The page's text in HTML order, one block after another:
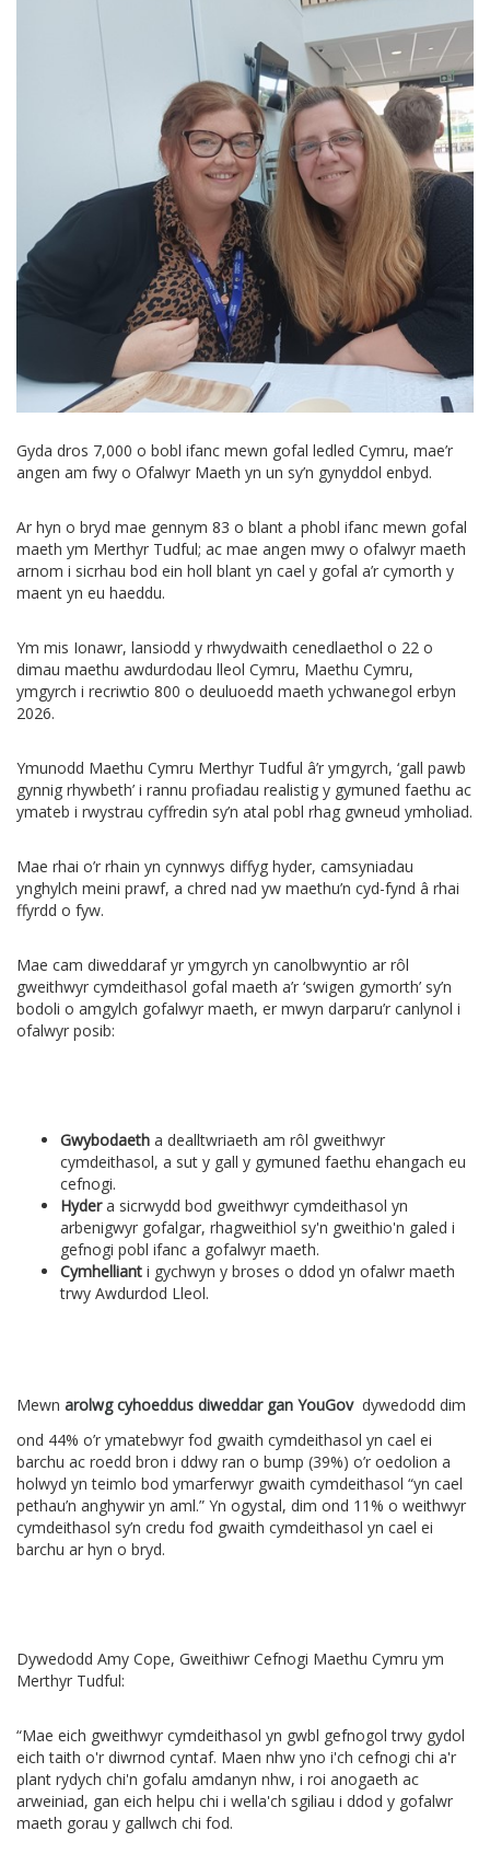
Gyda dros 7,000 o bobl ifanc mewn gofal ledled Cymru, mae’r
angen am fwy o Ofalwyr Maeth yn un sy’n gynyddol enbyd.
Ar hyn o bryd mae gennym 83 o blant a phobl ifanc mewn gofal
maeth ym Merthyr Tudful; ac mae angen mwy o ofalwyr maeth
arnom i sicrhau bod ein holl blant yn cael y gofal a’r cymorth y
maent yn eu haeddu.
Ym mis Ionawr, lansiodd y rhwydwaith cenedlaethol o 22 o
dimau maethu awdurdodau lleol Cymru, Maethu Cymru,
ymgyrch i recriwtio 800 o deuluoedd maeth ychwanegol erbyn
2026.
Ymunodd Maethu Cymru Merthyr Tudful â’r ymgyrch, ‘gall pawb
gynnig rhywbeth’ i rannu profiadau realistig y gymuned faethu ac
ymateb i rwystrau cyffredin sy’n atal pobl rhag gwneud ymholiad.
Mae rhai o’r rhain yn cynnwys diffyg hyder, camsyniadau
ynghylch meini prawf, a chred nad yw maethu’n cyd-fynd â rhai
ffyrdd o fyw.
Mae cam diweddaraf yr ymgyrch yn canolbwyntio ar rôl
gweithwyr cymdeithasol gofal maeth a’r ‘swigen gymorth’ sy’n
bodoli o amgylch gofalwyr maeth, er mwyn darparu’r canlynol i
ofalwyr posib:
Gwybodaeth a dealltwriaeth am rôl gweithwyr
cymdeithasol, a sut y gall y gymuned faethu ehangach eu
cefnogi.
Hydera sicrwydd bod gweithwyr cymdeithasol yn
arbenigwyr gofalgar, rhagweithiol sy'n gweithio'n galed i
gefnogi pobl ifanc a gofalwyr maeth.
Cymhelliant i gychwyn y broses o ddod yn ofalwr maeth
trwy Awdurdod Lleol.
Mewn arolwg cyhoeddus diweddar gan YouGov dywedodd dim
ond 44% o’r ymatebwyr fod gwaith cymdeithasol yn cael ei
barchu ac roedd bron i ddwy ran o bump (39%) o’r oedolion a
holwyd yn teimlo bod ymarferwyr gwaith cymdeithasol “yn cael
pethau’n anghywir yn aml.” Yn ogystal, dim ond 11% o weithwyr
cymdeithasol sy’n credu fod gwaith cymdeithasol yn cael ei
barchu ar hyn o bryd.
Dywedodd Amy Cope, Gweithiwr Cefnogi Maethu Cymru ym
Merthyr Tudful:
“Mae eich gweithwyr cymdeithasol yn gwbl gefnogol trwy gydol
eich taith o'r diwrnod cyntaf. Maen nhw yno i'ch cefnogi chi a'r
plant rydych chi'n gofalu amdanyn nhw, i roi anogaeth ac
arweiniad, gan eich helpu chi i wella'ch sgiliau i ddod y gofalwr
maeth gorau y gallwch chi fod.